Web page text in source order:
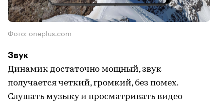
Фото: oneplus.com
Звук
Динамик достаточно мощный, звук
получается четкий, громкий, без помех.
Слушать музыку и просматривать видео